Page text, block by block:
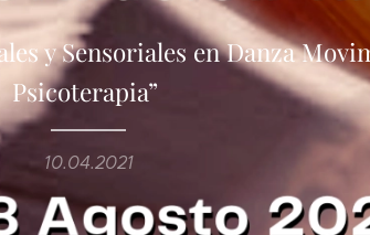
y Sensoriales en Danza
Psicoterapia”
10.04.2021